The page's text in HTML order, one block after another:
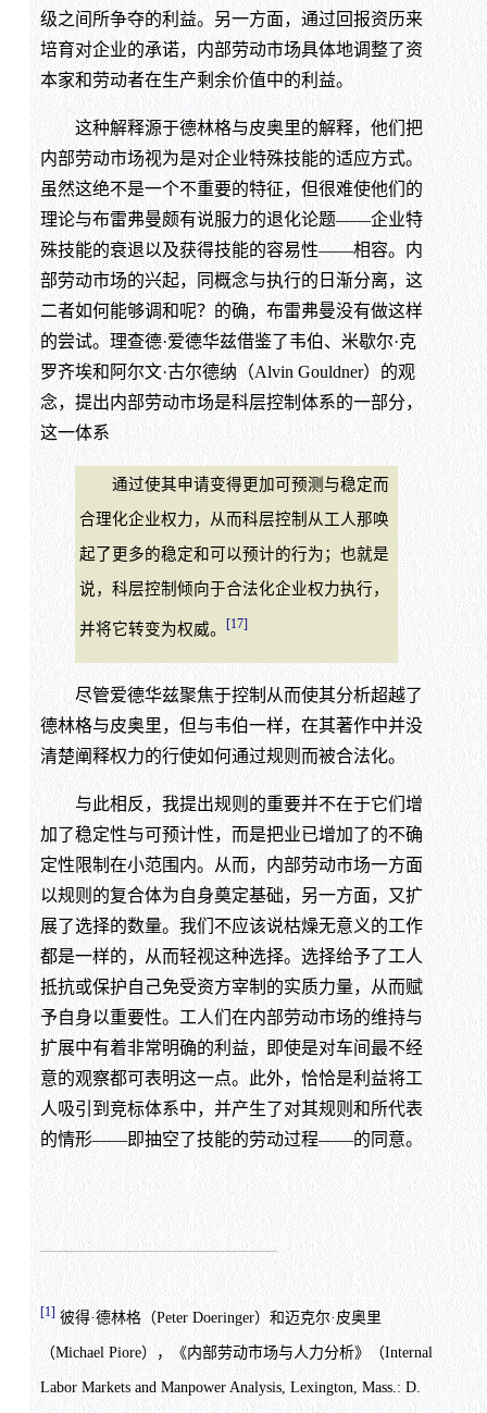
级之间所争夺的利益。另一方面，通过回报资历来
培育对企业的承诺，内部劳动市场具体地调整了资
本家和劳动者在生产剩余价值中的利益。
这种解释源于德林格与皮奥里的解释，他们把
内部劳动市场视为是对企业特殊技能的适应方式。
虽然这绝不是一个不重要的特征，但很难使他们的
理论与布雷弗曼颇有说服力的退化论题——企业特
殊技能的衰退以及获得技能的容易性——相容。内
部劳动市场的兴起，同概念与执行的日渐分离，这
二者如何能够调和呢？的确，布雷弗曼没有做这样
的尝试。理查德·爱德华兹借鉴了韦伯、米歇尔·克
罗齐埃和阿尔文·古尔德纳（Alvin Gouldner）的观
念，提出内部劳动市场是科层控制体系的一部分，
这一体系
通过使其申请变得更加可预测与稳定而
合理化企业权力，从而科层控制从工人那唤
起了更多的稳定和可以预计的行为；也就是
说，科层控制倾向于合法化企业权力执行，
并将它转变为权威。 [17]
尽管爱德华兹聚焦于控制从而使其分析超越了
德林格与皮奥里，但与韦伯一样，在其著作中并没
清楚阐释权力的行使如何通过规则而被合法化。
与此相反，我提出规则的重要并不在于它们增
加了稳定性与可预计性，而是把业已增加了的不确
定性限制在小范围内。从而，内部劳动市场一方面
以规则的复合体为自身奠定基础，另一方面，又扩
展了选择的数量。我们不应该说枯燥无意义的工作
都是一样的，从而轻视这种选择。选择给予了工人
抵抗或保护自己免受资方宰制的实质力量，从而赋
予自身以重要性。工人们在内部劳动市场的维持与
扩展中有着非常明确的利益，即使是对车间最不经
意的观察都可表明这一点。此外，恰恰是利益将工
人吸引到竞标体系中，并产生了对其规则和所代表
的情形——即抽空了技能的劳动过程——的同意。
[1] 彼得·德林格（Peter Doeringer）和迈克尔·皮奥里
（Michael Piore），《内部劳动市场与人力分析》（Internal
Labor Markets and Manpower Analysis, Lexington, Mass.: D.